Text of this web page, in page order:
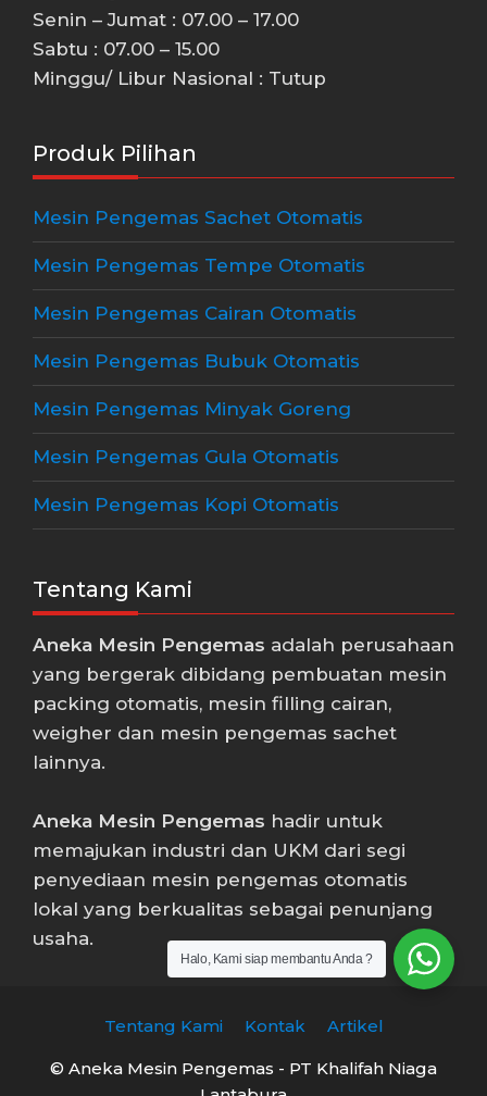
Senin – Jumat : 07.00 – 17.00
Sabtu : 07.00 – 15.00
Minggu/ Libur Nasional : Tutup
Produk Pilihan
Mesin Pengemas Sachet Otomatis
Mesin Pengemas Tempe Otomatis
Mesin Pengemas Cairan Otomatis
Mesin Pengemas Bubuk Otomatis
Mesin Pengemas Minyak Goreng
Mesin Pengemas Gula Otomatis
Mesin Pengemas Kopi Otomatis
Tentang Kami
Aneka Mesin Pengemas adalah perusahaan
yang bergerak dibidang pembuatan mesin
packing otomatis, mesin filling cairan,
weigher dan mesin pengemas sachet
lainnya.
Aneka Mesin Pengemas hadir untuk
memajukan industri dan UKM dari segi
penyediaan mesin pengemas otomatis
lokal yang berkualitas sebagai penunjang
usaha.
Tentang Kami Kontak Artikel
© Aneka Mesin Pengemas - PT Khalifah Niaga
Halo, Kami siap membantu Anda ?